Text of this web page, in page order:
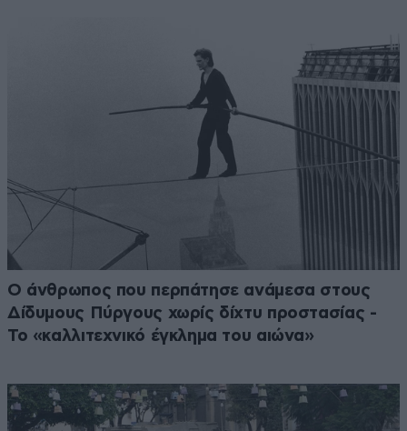
Ο άνθρωπος που περπάτησε ανάμεσα στους
Δίδυμους Πύργους χωρίς δίχτυ προστασίας -
Το «καλλιτεχνικό έγκλημα του αιώνα»